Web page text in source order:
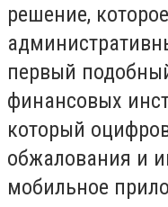
решение,
первый
финансовых
который
обжалования и
мобильное